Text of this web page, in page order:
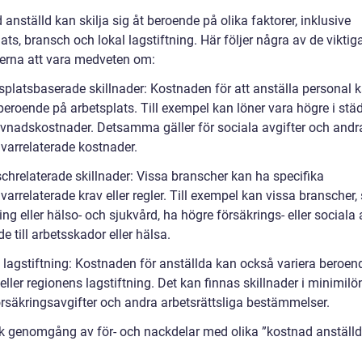
anställd kan skilja sig åt beroende på olika faktorer, inklusive
bransch och lokal lagstiftning. Här följer några av de
att vara medveten om:
skillnader: Kostnaden för att anställa personal
på arbetsplats. Till exempel kan löner vara högre i
Detsamma gäller för sociala avgifter och
kostnader.
skillnader: Vissa branscher kan ha specifika
krav eller regler. Till exempel kan vissa branscher,
eller hälso- och sjukvård, ha högre försäkrings- eller sociala
till arbetsskador eller hälsa.
lagstiftning: Kostnaden för anställda kan också variera
regionens lagstiftning. Det kan finnas skillnader i
och andra arbetsrättsliga bestämmelser.
genomgång av för- och nackdelar med olika ”kostnad